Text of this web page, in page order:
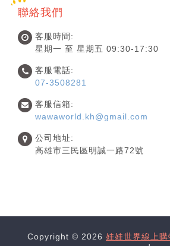
聯絡我們
客服時間:
星期一 至 星期五 09:30-17:30
客服電話:
07-3508281
客服信箱:
wawaworld.kh@gmail.com
公司地址:
高雄市三民區明誠一路72號
Copyright © 2026 娃娃世界線上購